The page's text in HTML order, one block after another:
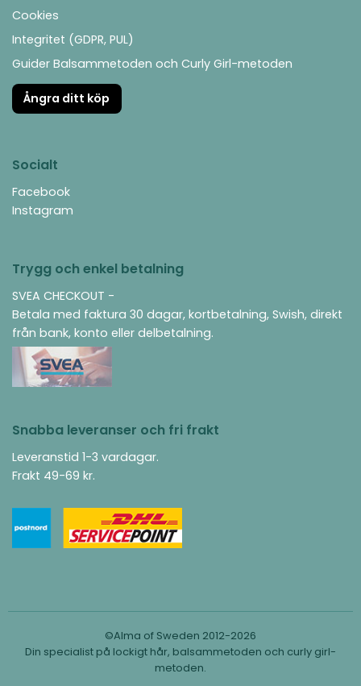
Cookies
Integritet (GDPR, PUL)
Guider Balsammetoden och Curly Girl-metoden
Ångra ditt köp
Socialt
Facebook
Instagram
Trygg och enkel betalning
SVEA CHECKOUT -
Betala med faktura 30 dagar, kortbetalning, Swish, direkt
från bank, konto eller delbetalning.
Snabba leveranser och fri frakt
Leveranstid 1-3 vardagar.
Frakt 49-69 kr.
©Alma of Sweden 2012-2026
Din specialist på lockigt hår, balsammetoden och curly girl-
metoden.